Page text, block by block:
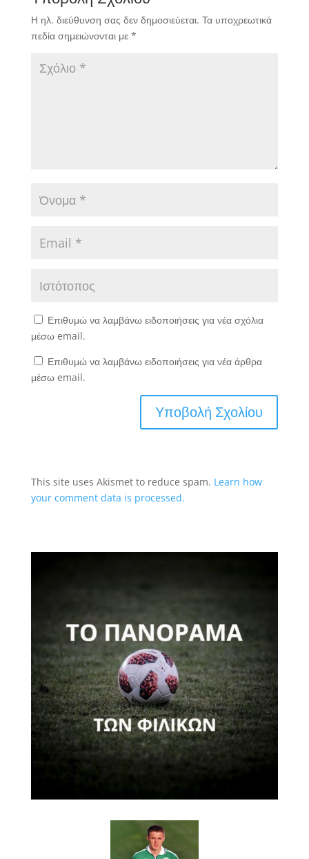
Η ηλ. διεύθυνση σας δεν δημοσιεύεται. Τα υποχρεωτικά
πεδία σημειώνονται με *
Επιθυμώ να λαμβάνω ειδοποιήσεις για νέα σχόλια
μέσω email.
Επιθυμώ να λαμβάνω ειδοποιήσεις για νέα άρθρα
μέσω email.
This site uses Akismet to reduce spam. Learn how
your comment data is processed.